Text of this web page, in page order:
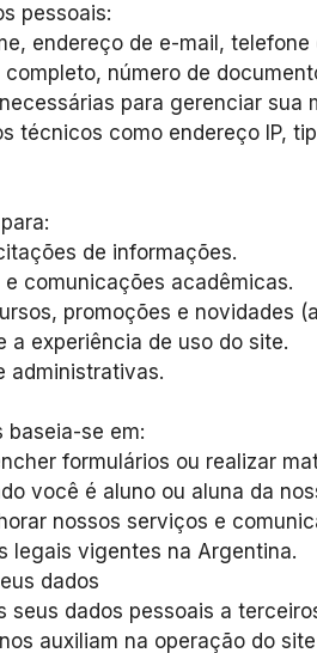
pessoais:
endereço de e-mail,
completo, número de
para gerenciar sua
técnicos como endereço IP,
de informações.
comunicações acadêmicas.
promoções e novidades
a experiência de uso do site.
administrativas.
baseia-se em:
formulários ou realizar
você é aluno ou aluna da
nossos serviços e
legais vigentes na Argentina.
dados
seus dados pessoais a
auxiliam na operação do